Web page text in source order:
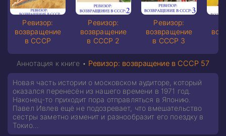
Ревизор:
возвращение
в СССР
Ревизор:
возвращение
в СССР 2
Ревизор:
возвращение
в СССР 3
Аннотация к книге • Ревизор: возвращение в СССР 57
Новая часть истории о московском аудиторе, который
оказался перенесён из нашего времени в 1971 год.
Наконец-то приходит пора отправляться в Японию.
Павел Ивлев ещё не подозревает, что вмешательство
сестры заметно изменит и разнообразит его поездку в
Токио…